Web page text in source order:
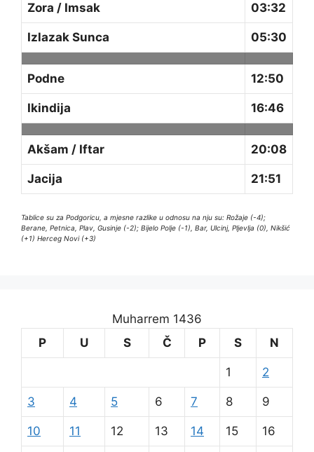
Zora / Imsak 03:32
Izlazak Sunca 05:30
Podne 12:50
Ikindija 16:46
Akšam / Iftar 20:08
Jacija 21:51
Tablice su za Podgoricu, a mjesne razlike u odnosu na nju su: Rožaje (-4);
Berane, Petnica, Plav, Gusinje (-2); Bijelo Polje (-1), Bar, Ulcinj, Pljevlja (0), Nikšić
(+1) Herceg Novi (+3)
Muharrem 1436
P
U S Č P S N
1 2
3 4 5 6 7 8 9
10 11 12 13 14 15 16